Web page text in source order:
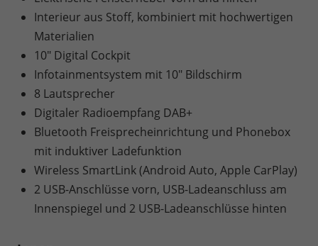
Interieur aus Stoff, kombiniert mit hochwertigen
Materialien
10" Digital Cockpit
Infotainmentsystem mit 10" Bildschirm
8 Lautsprecher
Digitaler Radioempfang DAB+
Bluetooth Freisprecheinrichtung und Phonebox
mit induktiver Ladefunktion
Wireless SmartLink (Android Auto, Apple CarPlay)
2 USB-Anschlüsse vorn, USB-Ladeanschluss am
Innenspiegel und 2 USB-Ladeanschlüsse hinten